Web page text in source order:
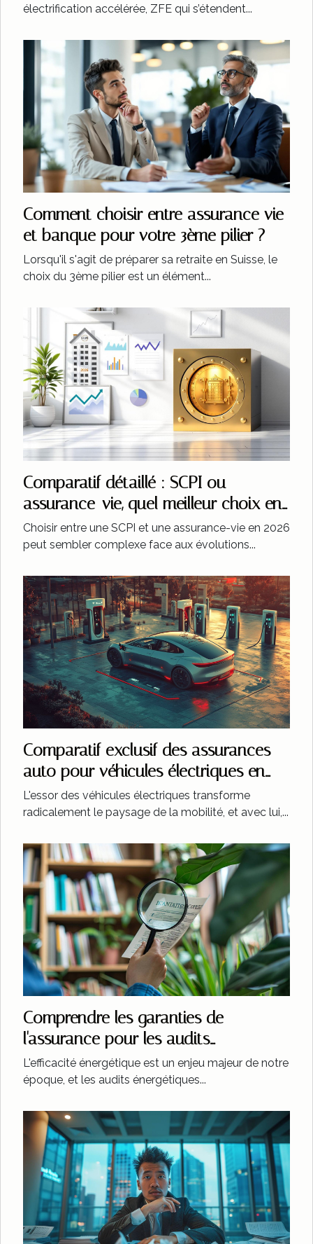
électrification accélérée, ZFE qui s’étendent...
Comment choisir entre assurance vie
et banque pour votre 3ème pilier ?
Lorsqu'il s'agit de préparer sa retraite en Suisse, le
choix du 3ème pilier est un élément...
Comparatif détaillé : SCPI ou
assurance-vie, quel meilleur choix en
2026 ?
Choisir entre une SCPI et une assurance-vie en 2026
peut sembler complexe face aux évolutions...
Comparatif exclusif des assurances
auto pour véhicules électriques en
2023
L'essor des véhicules électriques transforme
radicalement le paysage de la mobilité, et avec lui,...
Comprendre les garanties de
l'assurance pour les audits
énergétiques
L'efficacité énergétique est un enjeu majeur de notre
époque, et les audits énergétiques...